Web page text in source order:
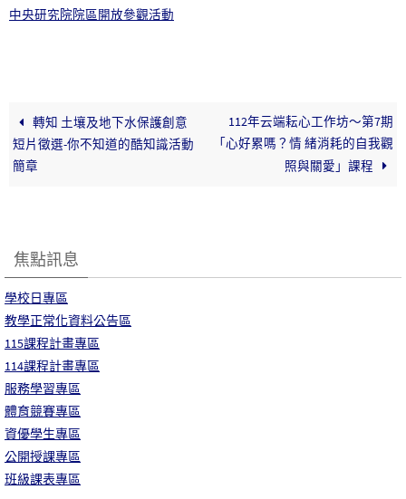
中央研究院院區開放參觀活動
轉知 土壤及地下水保護創意
短片徵選-你不知道的酷知識活動
簡章
112年云端耘心工作坊～第7期
「心好累嗎？情 緒消耗的自我觀
照與關愛」課程
焦點訊息
學校日專區
教學正常化資料公告區
115課程計畫專區
114課程計畫專區
服務學習專區
體育競賽專區
資優學生專區
公開授課專區
班級課表專區